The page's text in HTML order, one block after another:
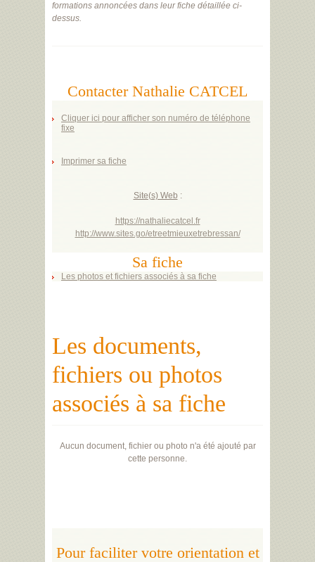
formations annoncées dans leur fiche détaillée ci-
dessus.
Contacter Nathalie CATCEL
Cliquer ici pour afficher son numéro de téléphone
fixe
Imprimer sa fiche
Site(s) Web :
https://nathaliecatcel.fr
http://www.sites.go/etreetmieuxetrebressan/
Sa fiche
Les photos et fichiers associés à sa fiche
Les documents,
fichiers ou photos
associés à sa fiche
Aucun document, fichier ou photo n'a été ajouté par
cette personne.
Pour faciliter votre orientation et